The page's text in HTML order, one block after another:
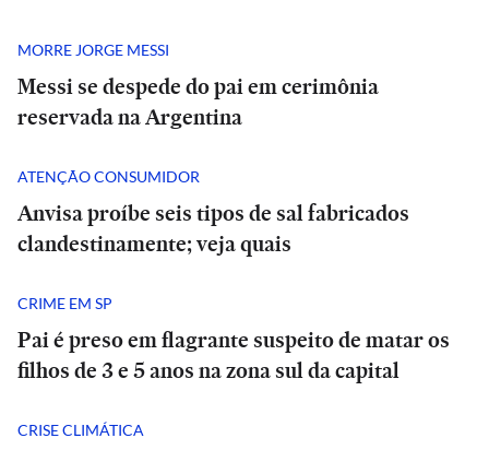
MORRE JORGE MESSI
Messi se despede do pai em cerimônia
reservada na Argentina
ATENÇÃO CONSUMIDOR
Anvisa proíbe seis tipos de sal fabricados
clandestinamente; veja quais
CRIME EM SP
Pai é preso em flagrante suspeito de matar os
filhos de 3 e 5 anos na zona sul da capital
CRISE CLIMÁTICA